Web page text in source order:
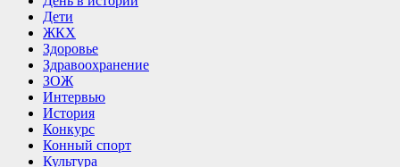
Дети
ЖКХ
Здоровье
Здравоохранение
ЗОЖ
Интервью
История
Конкурс
Конный спорт
Культура